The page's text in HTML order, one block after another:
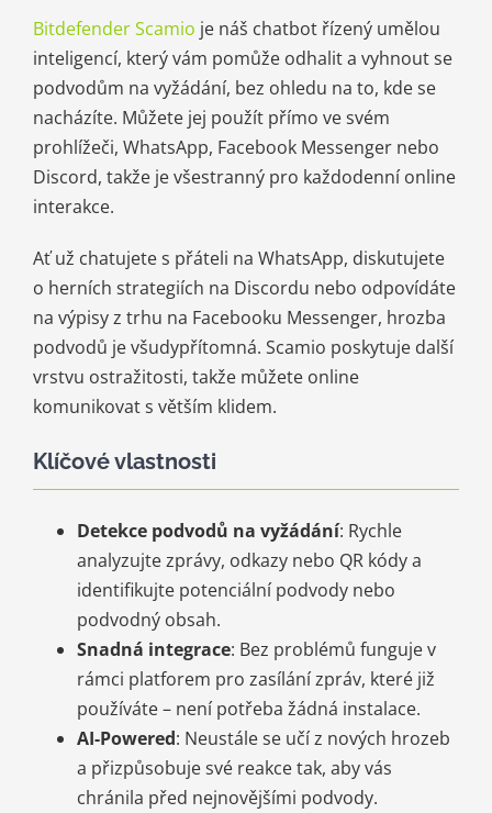
Bitdefender Scamio je náš chatbot řízený umělou
inteligencí, který vám pomůže odhalit a vyhnout se
podvodům na vyžádání, bez ohledu na to, kde se
nacházíte. Můžete jej použít přímo ve svém
prohlížeči, WhatsApp, Facebook Messenger nebo
Discord, takže je všestranný pro každodenní online
interakce.
Ať už chatujete s přáteli na WhatsApp, diskutujete
o herních strategiích na Discordu nebo odpovídáte
na výpisy z trhu na Facebooku Messenger, hrozba
podvodů je všudypřítomná. Scamio poskytuje další
vrstvu ostražitosti, takže můžete online
komunikovat s větším klidem.
Klíčové vlastnosti
Detekce podvodů na vyžádání: Rychle
analyzujte zprávy, odkazy nebo QR kódy a
identifikujte potenciální podvody nebo
podvodný obsah.
Snadná integrace: Bez problémů funguje v
rámci platforem pro zasílání zpráv, které již
používáte – není potřeba žádná instalace.
AI-Powered: Neustále se učí z nových hrozeb
a přizpůsobuje své reakce tak, aby vás
chránila před nejnovějšími podvody.